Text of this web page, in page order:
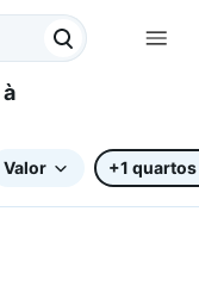
Valor +1 quartos